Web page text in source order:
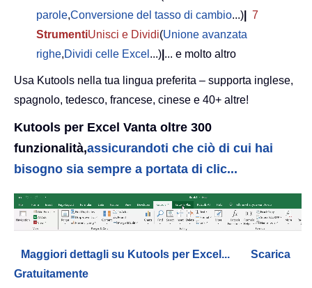
parole,Conversione del tasso di cambio...)
7
StrumentiUnisci e Dividi(Unione avanzata
righe,Dividi celle Excel ...) ... e molto altro
Usa Kutools nella tua lingua preferita – supporta inglese,
spagnolo, tedesco, francese, cinese e 40+ altre!
Kutools per Excel Vanta oltre 300
funzionalità,assicurandoti che ciò di cui hai
bisogno sia sempre a portata di clic...
Maggiori dettagli su Kutools per Excel...
Scarica
Gratuitamente